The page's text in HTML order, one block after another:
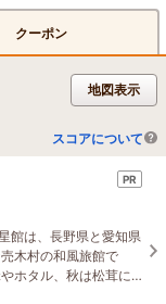
クーポン
地図表示
スコアについて
PR
館は、長野県と愛知県
木村の和風旅館で
ホタル、秋は松茸に
然を堪能できます。